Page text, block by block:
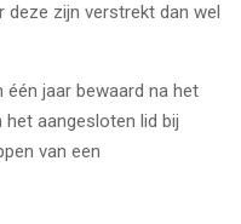
zijn verstrekt dan wel
één jaar bewaard na het
aangesloten lid bij
van een